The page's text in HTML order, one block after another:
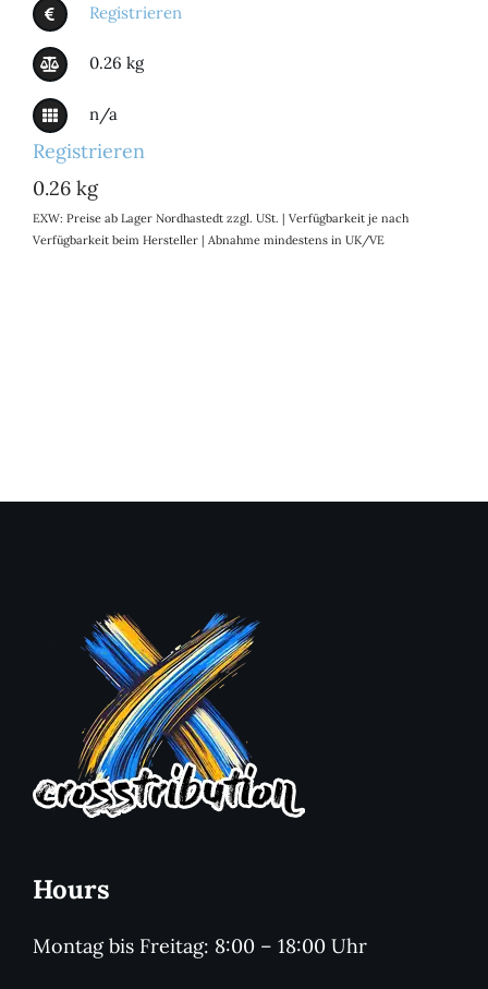
Registrieren
0.26 kg
n/a
Registrieren
0.26 kg
EXW: Preise ab Lager Nordhastedt zzgl. USt. | Verfügbarkeit je nach
Verfügbarkeit beim Hersteller | Abnahme mindestens in UK/VE
Hours
Montag bis Freitag: 8:00 – 18:00 Uhr